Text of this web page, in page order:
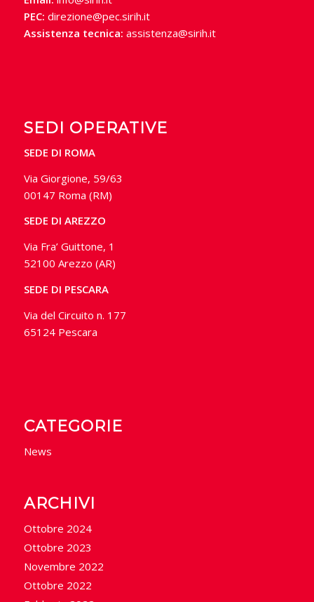
PEC: direzione@pec.sirih.it
Assistenza tecnica: assistenza@sirih.it
SEDI OPERATIVE
SEDE DI ROMA
Via Giorgione, 59/63
00147 Roma (RM)
SEDE DI AREZZO
Via Fra’ Guittone, 1
52100 Arezzo (AR)
SEDE DI PESCARA
Via del Circuito n. 177
65124 Pescara
CATEGORIE
News
ARCHIVI
Ottobre 2024
Ottobre 2023
Novembre 2022
Ottobre 2022